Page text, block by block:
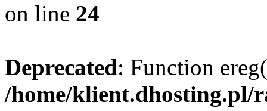
on line 24
Deprecated: Function
/home/klient.dhosting.pl/